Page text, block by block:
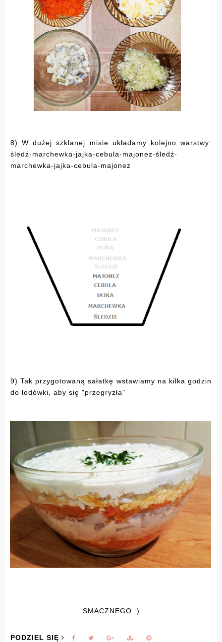
8) W dużej szklanej misie układamy kolejno warstwy:
śledź-marchewka-jajka-cebula-majonez-śledź-
marchewka-jajka-cebula-majonez
9) Tak przygotowaną sałatkę wstawiamy na kilka godzin
do lodówki, aby się "przegryzła"
SMACZNEGO :)
PODZIEL SIĘ